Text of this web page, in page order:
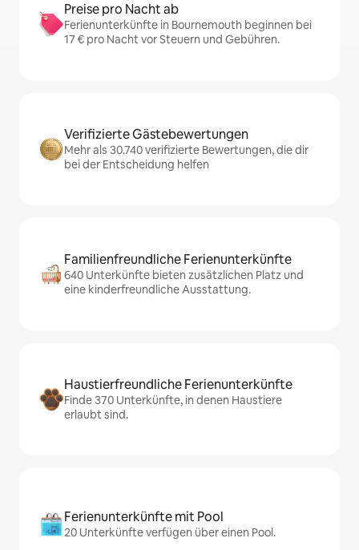
Preise pro Nacht ab
Ferienunterkünfte in Bournemouth beginnen bei
17 € pro Nacht vor Steuern und Gebühren.
Verifizierte Gästebewertungen
Mehr als 30.740 verifizierte Bewertungen, die dir
bei der Entscheidung helfen
Familienfreundliche Ferienunterkünfte
640 Unterkünfte bieten zusätzlichen Platz und
eine kinderfreundliche Ausstattung.
Haustierfreundliche Ferienunterkünfte
Finde 370 Unterkünfte, in denen Haustiere
erlaubt sind.
Ferienunterkünfte mit Pool
20 Unterkünfte verfügen über einen Pool.